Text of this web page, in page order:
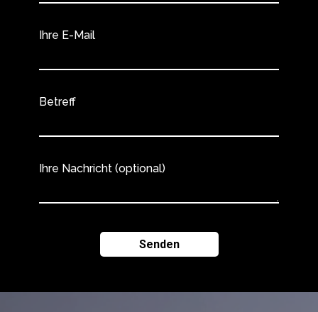
Ihre E-Mail
Betreff
Ihre Nachricht (optional)